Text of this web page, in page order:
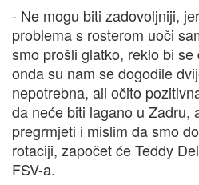
- Ne mogu biti zadovoljniji,
problema s rosterom uoči
smo prošli glatko, reklo bi
onda su nam se dogodile
nepotrebna, ali očito
da neće biti lagano u Zadru,
pregrmjeti i mislim da smo
rotaciji, započet će Teddy
FSV-a.